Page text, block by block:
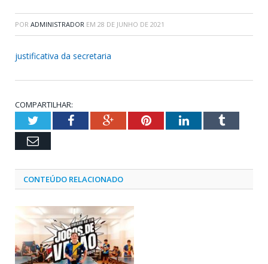
POR ADMINISTRADOR EM 28 DE JUNHO DE 2021
justificativa da secretaria
COMPARTILHAR:
TwitterFacebookGoogle+PinterestLinkedInTumblr
Email
CONTEÚDO RELACIONADO